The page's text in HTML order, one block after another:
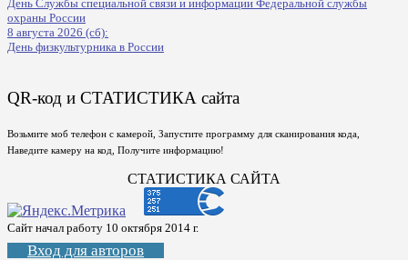
День Службы специальной связи и информации Федеральной службы
охраны России
8 августа 2026 (сб):
День физкультурника в России
QR-код и СТАТИСТИКА сайта
Возьмите моб телефон с камерой, Запустите программу для сканирования кода,
Наведите камеру на код, Получите информацию!
СТАТИСТИКА САЙТА
Сайт начал работу 10 октября 2014 г.
Вход для авторов